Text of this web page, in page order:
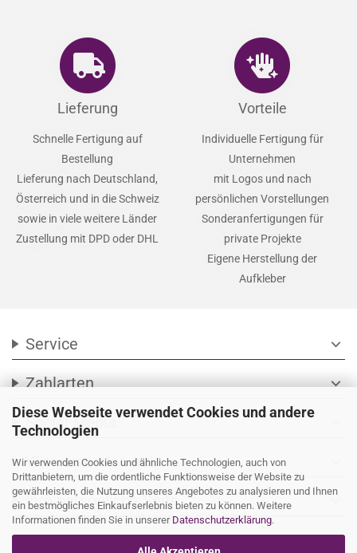
Diese Webseite verwendet Cookies und andere
Technologien
Wir verwenden Cookies und ähnliche Technologien, auch von
Drittanbietern, um die ordentliche Funktionsweise der Website zu
gewährleisten, die Nutzung unseres Angebotes zu analysieren und Ihnen
ein bestmögliches Einkaufserlebnis bieten zu können. Weitere
Informationen finden Sie in unserer Datenschutzerklärung.
Lieferung
Schnelle Fertigung auf
Bestellung
Lieferung nach Deutschland,
Österreich und in die Schweiz
sowie in viele weitere Länder
Zustellung mit DPD oder DHL
Vorteile
Individuelle Fertigung für
Unternehmen
mit Logos und nach
persönlichen Vorstellungen
Sonderanfertigungen für
private Projekte
Eigene Herstellung der
Aufkleber
Service expand_more
Zahlarten expand_more
Social Media
Wir versenden mit
Ihre persönliche Seite expand_more